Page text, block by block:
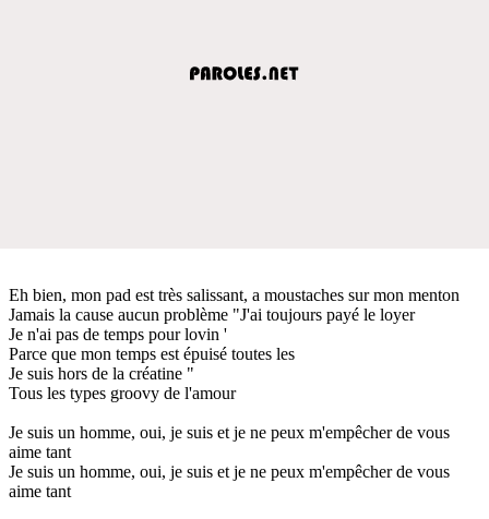
Eh bien, mon pad est très salissant, a moustaches sur mon menton
Jamais la cause aucun problème "J'ai toujours payé le loyer
Je n'ai pas de temps pour lovin '
Parce que mon temps est épuisé toutes les
Je suis hors de la créatine "
Tous les types groovy de l'amour
Je suis un homme, oui, je suis et je ne peux m'empêcher de vous
aime tant
Je suis un homme, oui, je suis et je ne peux m'empêcher de vous
aime tant